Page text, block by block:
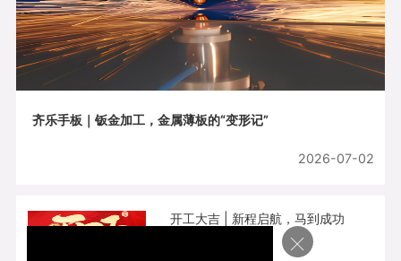
齐乐手板｜钣金加工，金属薄板的“变形记”
2026-07-02
开工大吉 | 新程启航，马到成功
×